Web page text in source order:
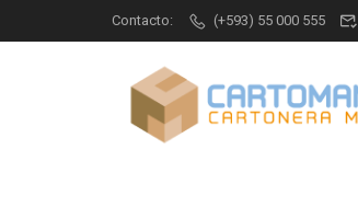
Contacto: (+593) 55 000 555